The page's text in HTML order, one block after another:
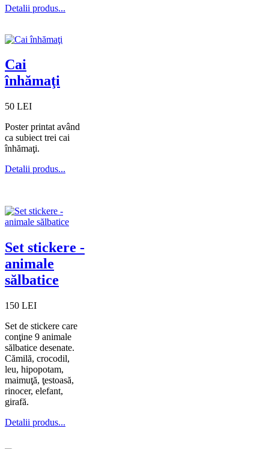
Detalii produs...
Cai
înhămaţi
50 LEI
Poster printat având
ca subiect trei cai
înhămaţi.
Detalii produs...
Set stickere -
animale
sălbatice
150 LEI
Set de stickere care
conţine 9 animale
sălbatice desenate.
Cămilă, crocodil,
leu, hipopotam,
maimuţă, ţestoasă,
rinocer, elefant,
girafă.
Detalii produs...